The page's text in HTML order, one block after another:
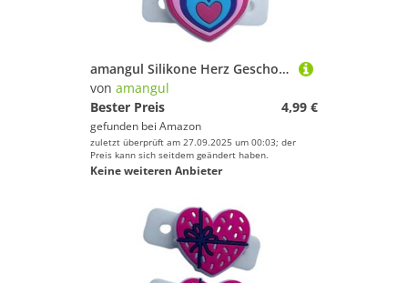
amangul Silikone Herz Geschockte Absorberschwingungen Dämpfung Modische Tennis Dämpfung Für Tennisschläger Professionelle Vibrationskontrolle
von amangul
Bester Preis
4,99 €
gefunden bei Amazon
zuletzt überprüft am 27.09.2025 um 00:03; der
Preis kann sich seitdem geändert haben.
Keine weiteren Anbieter